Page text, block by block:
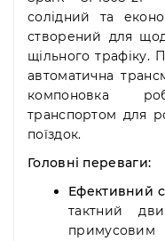
Нд
-
вихідний
солідний та
створений для
щільного трафіку.
автоматична
компоновка
транспортом для
поїздок.
Головні переваги:
Ефективний
тактний
примусовим